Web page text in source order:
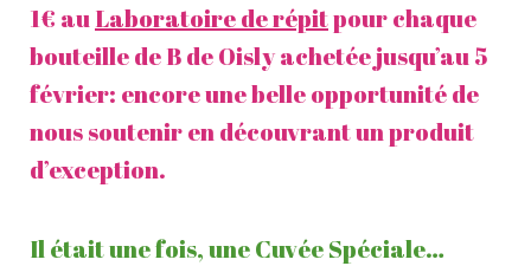
1€ auLaboratoire de répitpour chaque
bouteille de B de Oisly achetée jusqu’au 5
février: encore une belle opportunité de
nous soutenir en découvrant un produit
d’exception.
Il était une fois, une Cuvée Spéciale…